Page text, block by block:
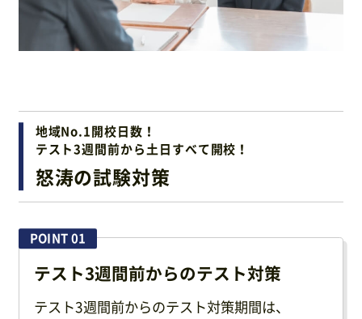
地域No.1開校日数！
テスト3週間前から土日すべて開校！
怒涛の試験対策
POINT 01
テスト3週間前からのテスト対策
テスト3週間前からのテスト対策期間は、